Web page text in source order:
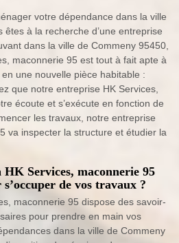
votre dépendance dans la ville
à la recherche d’une entreprise
dans la ville de Commeny 95450,
maconnerie 95 est tout à fait apte à
une nouvelle pièce habitable :
que notre entreprise HK Services,
écoute et s’exécute en fonction de
les travaux, notre entreprise
va inspecter la structure et étudier la
Services, maconnerie 95
de vos travaux ?
maconnerie 95 dispose des savoir-
pour prendre en main vos
dans la ville de Commeny